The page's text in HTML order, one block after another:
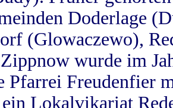
Doderlage
(Glowaczewo),
wurde im
Pfarrei Freudenfier
Lokalvikariat